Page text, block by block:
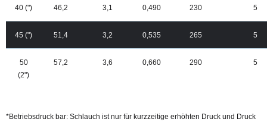
40 (") 46,2 3,1 0,490 230 5
45 (") 51,4 3,2 0,535 265 5
50
(2")
57,2 3,6 0,660 290 5
*Betriebsdruck bar: Schlauch ist nur für kurzzeitige erhöhten Druck und Druck